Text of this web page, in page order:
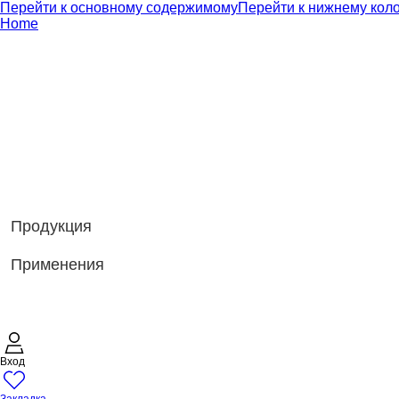
Перейти к основному содержимомуПерейти к нижнему
Home
Продукция
Применения
Вход